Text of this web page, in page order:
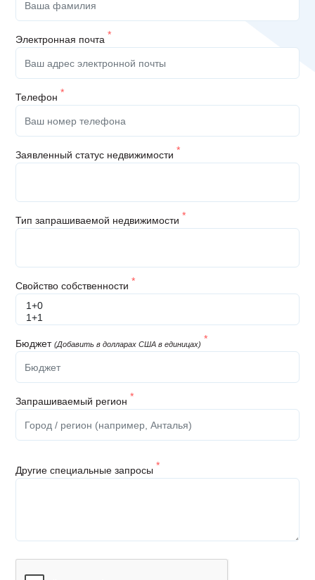
Электронная почта *
Телефон *
Заявленный статус недвижимости *
Тип запрашиваемой недвижимости *
Свойство собственности *
Бюджет (Добавить в долларах США в единицах) *
Запрашиваемый регион *
Другие специальные запросы *